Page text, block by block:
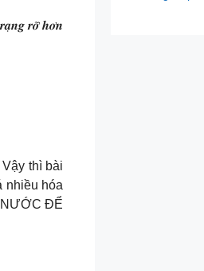
𝒓𝒐̛̃ 𝒉𝒐̛𝒏
thì bài
nhiều hóa
NƯỚC ĐỂ